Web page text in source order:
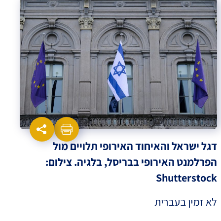
דגל ישראל והאיחוד האירופי תלויים מול
הפרלמנט האירופי בבריסל, בלגיה. צילום:
Shutterstock
לא זמין בעברית